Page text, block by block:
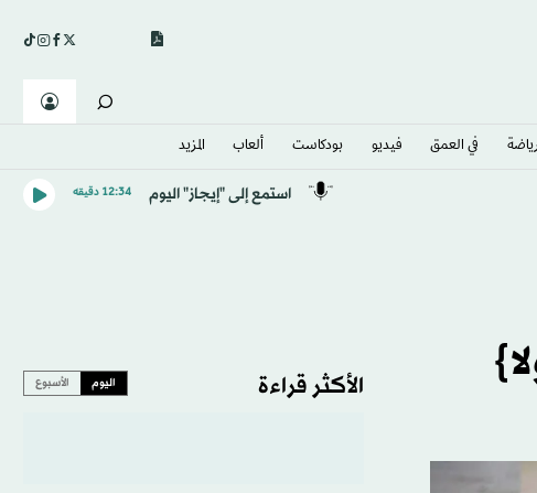
في العمق فيديو بودكاست ألعاب المزيد
استمع إلى "إيجاز" اليوم 12:34 دقيقه
الأكثر قراءة اليوم الأسبوع